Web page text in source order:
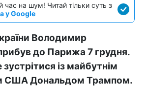
час на шум! Читай тільки суть з
у Google
Володимир
до Парижа 7 грудня.
із майбутнім
США Дональдом Трампом.